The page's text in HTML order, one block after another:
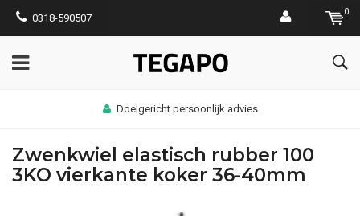
0318-590507
0
Doelgericht persoonlijk advies
Zwenkwiel elastisch rubber 100
3KO vierkante koker 36-40mm